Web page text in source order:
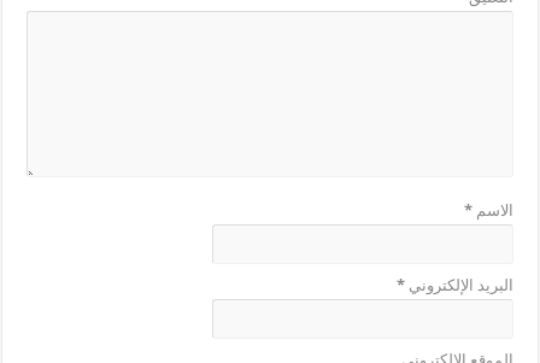
الاسم*
البريد الإلكتروني*